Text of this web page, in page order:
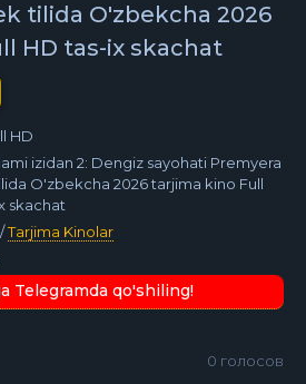
tilida O'zbekcha 2026
HD tas-ix skachat
HD
izidan 2: Dengiz sayohati Premyera
O'zbekcha 2026 tarjima kino Full
skachat
/Tarjima Kinolar
Telegramda qo'shiling!
0 голосов